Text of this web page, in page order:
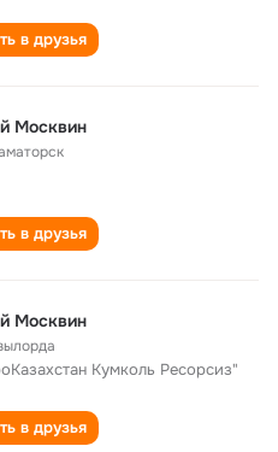
в друзья
Москвин
в друзья
Москвин
Кумколь Ресорсиз"
в друзья